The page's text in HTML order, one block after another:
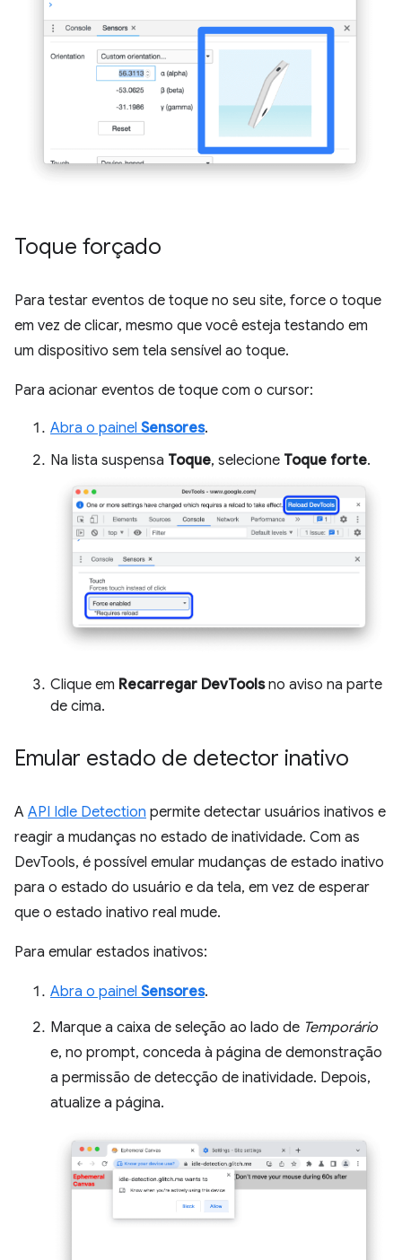
Toque forçado
Para testar eventos de toque no seu site, force o toque
em vez de clicar, mesmo que você esteja testando em
um dispositivo sem tela sensível ao toque.
Para acionar eventos de toque com o cursor:
Abra o painel Sensores.
Na lista suspensa Toque, selecione Toque forte.
Clique em Recarregar DevToolsno aviso na parte
de cima.
Emular estado de detector inativo
A API Idle Detection permite detectar usuários inativos e
reagir a mudanças no estado de inatividade. Com as
DevTools, é possível emular mudanças de estado inativo
para o estado do usuário e da tela, em vez de esperar
que o estado inativo real mude.
Para emular estados inativos:
Abra o painel Sensores.
Marque a caixa de seleção ao lado de Temporário
e, no prompt, conceda à página de demonstração
a permissão de detecção de inatividade. Depois,
atualize a página.